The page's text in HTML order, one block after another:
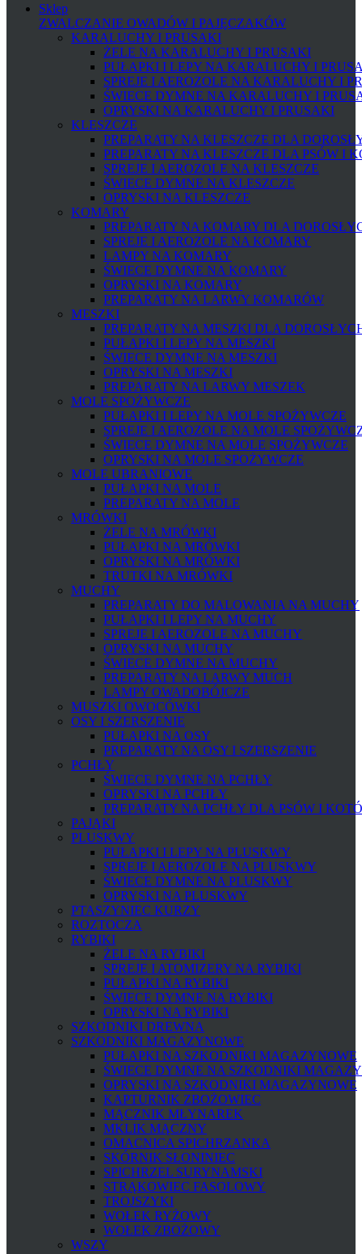
Sklep
ZWALCZANIE OWADÓW I PAJĘCZAKÓW
KARALUCHY I PRUSAKI
ŻELE NA KARALUCHY I PRUSAKI
PUŁAPKI I LEPY NA KARALUCHY I
SPREJE I AEROZOLE NA KARALUCHY I
ŚWIECE DYMNE NA KARALUCHY I
OPRYSKI NA KARALUCHY I PRUSAKI
KLESZCZE
PREPARATY NA KLESZCZE DLA
PREPARATY NA KLESZCZE DLA PSÓW I
SPREJE I AEROZOLE NA KLESZCZE
ŚWIECE DYMNE NA KLESZCZE
OPRYSKI NA KLESZCZE
KOMARY
PREPARATY NA KOMARY DLA
SPREJE I AEROZOLE NA KOMARY
LAMPY NA KOMARY
ŚWIECE DYMNE NA KOMARY
OPRYSKI NA KOMARY
PREPARATY NA LARWY KOMARÓW
MESZKI
PREPARATY NA MESZKI DLA
PUŁAPKI I LEPY NA MESZKI
ŚWIECE DYMNE NA MESZKI
OPRYSKI NA MESZKI
PREPARATY NA LARWY MESZEK
MOLE SPOŻYWCZE
PUŁAPKI I LEPY NA MOLE SPOŻYWCZE
SPREJE I AEROZOLE NA MOLE
ŚWIECE DYMNE NA MOLE SPOŻYWCZE
OPRYSKI NA MOLE SPOŻYWCZE
MOLE UBRANIOWE
PUŁAPKI NA MOLE
PREPARATY NA MOLE
MRÓWKI
ŻELE NA MRÓWKI
PUŁAPKI NA MRÓWKI
OPRYSKI NA MRÓWKI
TRUTKI NA MRÓWKI
MUCHY
PREPARATY DO MALOWANIA NA MUCHY
PUŁAPKI I LEPY NA MUCHY
SPREJE I AEROZOLE NA MUCHY
OPRYSKI NA MUCHY
ŚWIECE DYMNE NA MUCHY
PREPARATY NA LARWY MUCH
LAMPY OWADOBÓJCZE
MUSZKI OWOCÓWKI
OSY I SZERSZENIE
PUŁAPKI NA OSY
PREPARATY NA OSY I SZERSZENIE
PCHŁY
ŚWIECE DYMNE NA PCHŁY
OPRYSKI NA PCHŁY
PREPARATY NA PCHŁY DLA PSÓW I
PAJĄKI
PLUSKWY
PUŁAPKI I LEPY NA PLUSKWY
SPREJE I AEROZOLE NA PLUSKWY
ŚWIECE DYMNE NA PLUSKWY
OPRYSKI NA PLUSKWY
PTASZYNIEC KURZY
ROZTOCZA
RYBIKI
ŻELE NA RYBIKI
SPREJE I ATOMIZERY NA RYBIKI
PUŁAPKI NA RYBIKI
ŚWIECE DYMNE NA RYBIKI
OPRYSKI NA RYBIKI
SZKODNIKI DREWNA
SZKODNIKI MAGAZYNOWE
PUŁAPKI NA SZKODNIKI MAGAZYNOWE
ŚWIECE DYMNE NA SZKODNIKI
OPRYSKI NA SZKODNIKI MAGAZYNOWE
KAPTURNIK ZBOŻOWIEC
MĄCZNIK MŁYNAREK
MKLIK MĄCZNY
OMACNICA SPICHRZANKA
SKÓRNIK SŁONINIEC
SPICHRZEL SURYNAMSKI
STRĄKOWIEC FASOLOWY
TROJSZYKI
WOŁEK RYŻOWY
WOŁEK ZBOŻOWY
WSZY